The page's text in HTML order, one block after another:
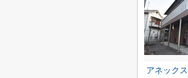
アネックス